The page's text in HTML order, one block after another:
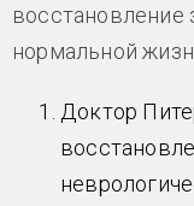
восстановление
нормальной
Доктор